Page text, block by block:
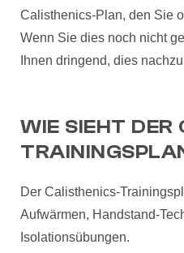
Calisthenics-Plan, den Sie
Wenn Sie dies noch nicht
Ihnen dringend, dies
WIE SIEHT DER
Der Calisthenics-
Aufwärmen, Handstand-
Isolationsübungen.